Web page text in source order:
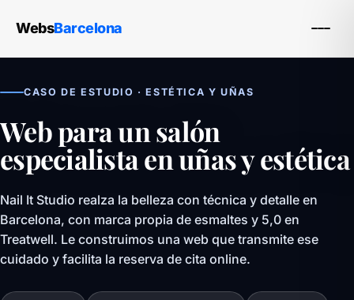
WebsBarcelona
CASO DE ESTUDIO · ESTÉTICA Y UÑAS
Web para un salón
especialista en uñas y estética
Nail It Studio realza la belleza con técnica y detalle en
Barcelona, con marca propia de esmaltes y 5,0 en
Treatwell. Le construimos una web que transmite ese
cuidado y facilita la reserva de cita online.